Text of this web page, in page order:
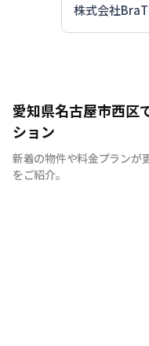
株式会社
全国の主要都市を中心
ーマンションやマンス
す。大学受験、単身赴
ける『
い。 敷金・礼金はかか
愛知県名古屋市西区
ション
新着の物件や料金プランが
をご紹介。